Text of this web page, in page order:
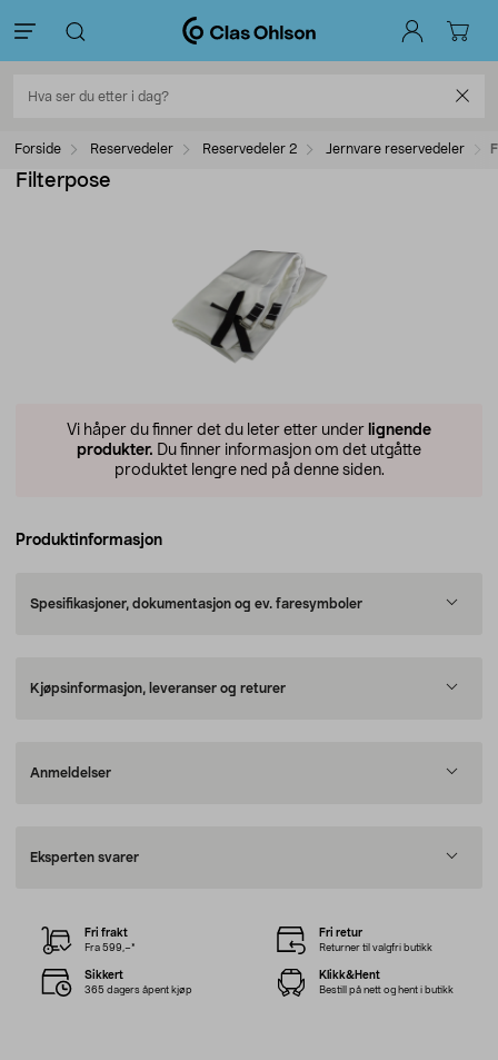
Forside Reservedeler Reservedeler 2 Jernvare reservedeler
Filterpose
Vi håper du finner det du leter etter under lignende
produkter. Du finner informasjon om det utgåtte
produktet lengre ned på denne siden.
Produktinformasjon
Spesifikasjoner, dokumentasjon og ev. faresymboler
Kjøpsinformasjon, leveranser og returer
Anmeldelser
Eksperten svarer
Fri frakt
Fra 599,–*
Fri retur
Returner til valgfri butikk
Sikkert
365 dagers åpent kjøp
Klikk&Hent
Bestill på nett og hent i butikk